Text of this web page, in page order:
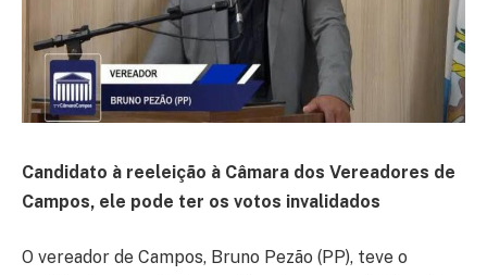
Candidato à reeleição à Câmara dos Vereadores de
Campos, ele pode ter os votos invalidados
O vereador de Campos, Bruno Pezão (PP), teve o